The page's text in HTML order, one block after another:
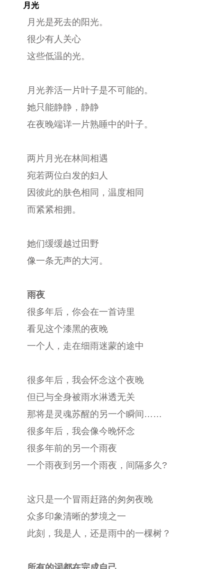
月光
月光是死去的阳光。
很少有人关心
这些低温的光。
月光养活一片叶子是不可能的。
她只能静静，静静
在夜晚端详一片熟睡中的叶子。
两片月光在林间相遇
宛若两位白发的妇人
因彼此的肤色相同，温度相同
而紧紧相拥。
她们缓缓越过田野
像一条无声的大河。
雨夜
很多年后，你会在一首诗里
看见这个漆黑的夜晚
一个人，走在细雨迷蒙的途中
很多年后，我会怀念这个夜晚
但已与全身被雨水淋透无关
那将是灵魂苏醒的另一个瞬间……
很多年后，我会像今晚怀念
很多年前的另一个雨夜
一个雨夜到另一个雨夜，间隔多久?
这只是一个冒雨赶路的匆匆夜晚
众多印象清晰的梦境之一
此刻，我是人，还是雨中的一棵树？